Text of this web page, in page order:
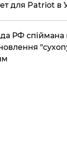
для Patriot в
РФ спіймана